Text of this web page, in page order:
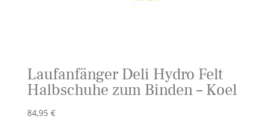
Laufanfänger Deli Hydro Felt
Halbschuhe zum Binden – Koel
84,95 €